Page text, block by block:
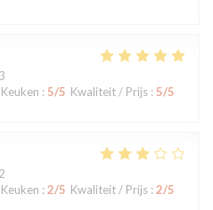
Keuken : 5/5 Kwaliteit / Prijs : 5/5
Keuken : 2/5 Kwaliteit / Prijs : 2/5